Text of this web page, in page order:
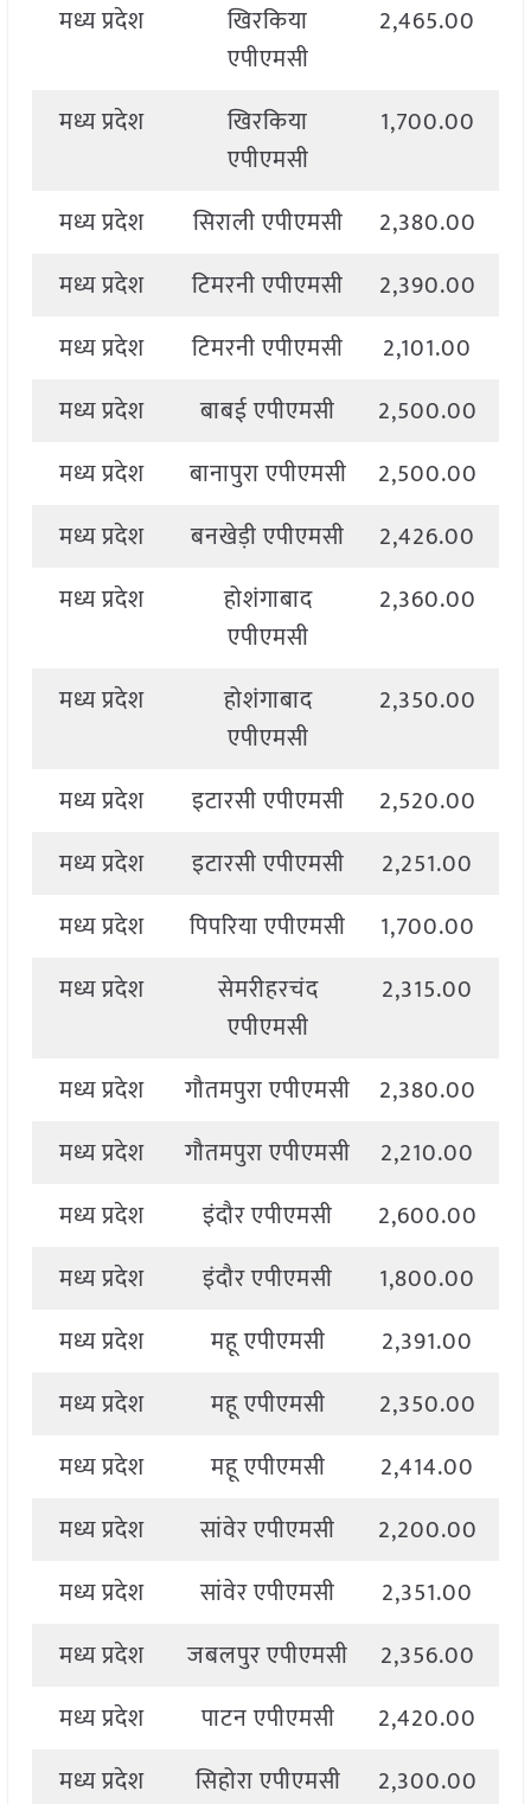
मध्य प्रदेश
खिरकिया
एपीएमसी
2,465.00
मध्य प्रदेश
खिरकिया
एपीएमसी
1,700.00
मध्य प्रदेश सिराली एपीएमसी 2,380.00
मध्य प्रदेश
टिमरनी एपीएमसी 2,390.00
मध्य प्रदेश
टिमरनी एपीएमसी 2,101.00
मध्य प्रदेश
बाबई एपीएमसी 2,500.00
मध्य प्रदेश
बानापुरा एपीएमसी 2,500.00
मध्य प्रदेश
बनखेड़ी एपीएमसी 2,426.00
मध्य प्रदेश
होशंगाबाद
एपीएमसी
2,360.00
मध्य प्रदेश
होशंगाबाद
एपीएमसी
2,350.00
मध्य प्रदेश इटारसी एपीएमसी 2,520.00
मध्य प्रदेश
इटारसी एपीएमसी 2,251.00
मध्य प्रदेश
पिपरिया एपीएमसी 1,700.00
मध्य प्रदेश
सेमरीहरचंद
एपीएमसी
2,315.00
मध्य प्रदेश गौतमपुरा एपीएमसी 2,380.00
मध्य प्रदेश
गौतमपुरा एपीएमसी 2,210.00
मध्य प्रदेश
इंदौर एपीएमसी 2,600.00
मध्य प्रदेश
इंदौर एपीएमसी 1,800.00
मध्य प्रदेश
महू एपीएमसी 2,391.00
मध्य प्रदेश
महू एपीएमसी 2,350.00
मध्य प्रदेश
महू एपीएमसी 2,414.00
मध्य प्रदेश
सांवेर एपीएमसी 2,200.00
मध्य प्रदेश
सांवेर एपीएमसी 2,351.00
मध्य प्रदेश
जबलपुर एपीएमसी 2,356.00
मध्य प्रदेश
पाटन एपीएमसी 2,420.00
मध्य प्रदेश
सिहोरा एपीएमसी 2,300.00